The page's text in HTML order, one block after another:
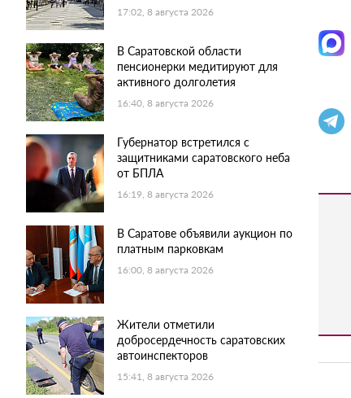
17:02, 8 августа 2026
В Саратовской области
пенсионерки медитируют для
активного долголетия
16:40, 8 августа 2026
Губернатор встретился с
защитниками саратовского неба
от БПЛА
16:19, 8 августа 2026
В Саратове объявили аукцион по
платным парковкам
16:00, 8 августа 2026
Жители отметили
добросердечность саратовских
автоинспекторов
15:41, 8 августа 2026